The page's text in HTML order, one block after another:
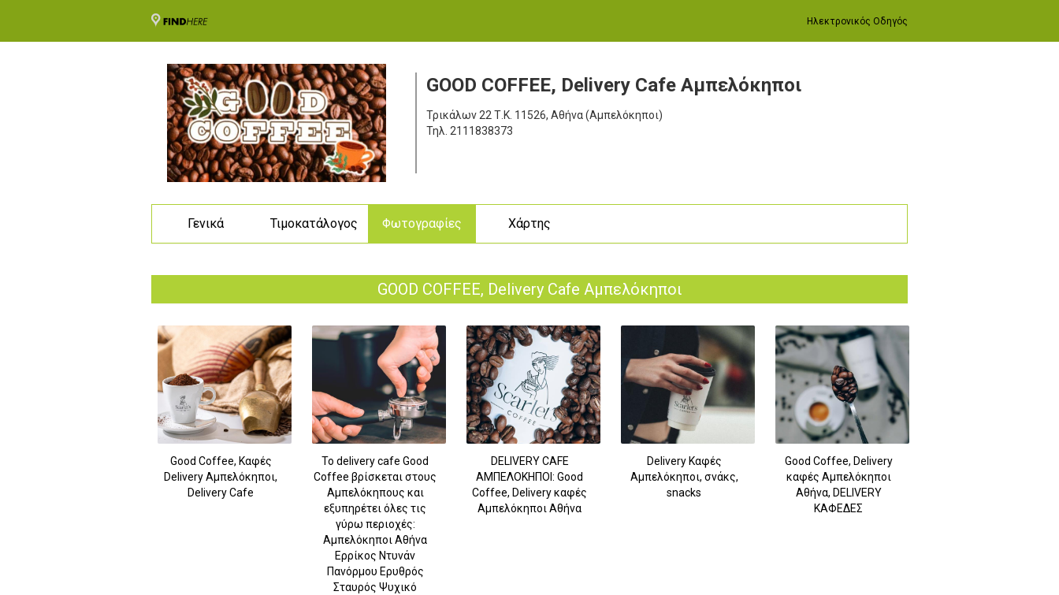
Ηλεκτρονικός Οδηγός
GOOD COFFEE, Delivery Cafe Αμπελόκηποι
Τρικάλων 22 Τ.Κ. 11526, Αθήνα (Αμπελόκηποι)
Τηλ. 2111838373
Γενικά Τιμοκατάλογος Φωτογραφίες Χάρτης
GOOD COFFEE, Delivery Cafe Αμπελόκηποι
Good Coffee, Καφές
Delivery Αμπελόκηποι,
Delivery Cafe
Το delivery cafe Good
Coffee βρίσκεται στους
Αμπελόκηπους και
εξυπηρέτει όλες τις
γύρω περιοχές:
Αμπελόκηποι Αθήνα
Ερρίκος Ντυνάν
Πανόρμου Ερυθρός
Σταυρός Ψυχικό
DELIVERY CAFE
ΑΜΠΕΛΟΚΗΠΟΙ: Good
Coffee, Delivery καφές
Αμπελόκηποι Αθήνα
Delivery Καφές
Αμπελόκηποι, σνάκς,
snacks
Good Coffee, Delivery
καφές Αμπελόκηποι
Αθήνα, DELIVERY
ΚΑΦΕΔΕΣ